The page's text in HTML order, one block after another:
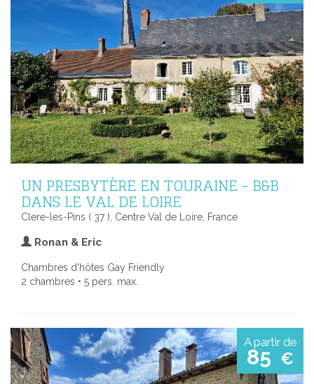
UN PRESBYTÈRE EN TOURAINE - B&B
DANS LE VAL DE LOIRE
Clere-les-Pins ( 37 ), Centre Val de Loire, France
Ronan & Eric
Chambres d'hôtes Gay Friendly
2 chambres • 5 pers. max.
A partir de
85 €